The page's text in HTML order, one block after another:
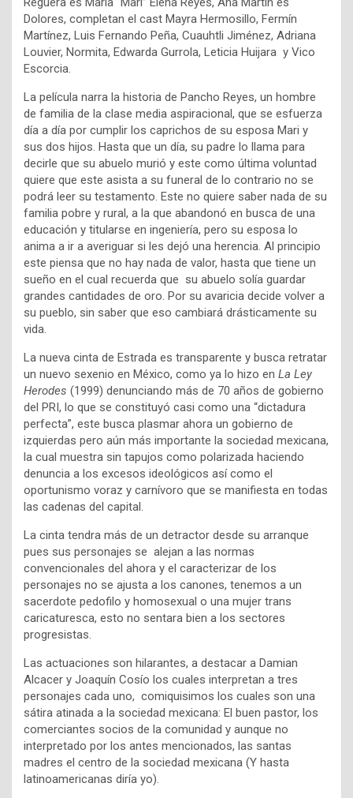
Dolores, completan el cast Mayra Hermosillo, Fermín
Martínez, Luis Fernando Peña, Cuauhtli Jiménez, Adriana
Louvier, Normita, Edwarda Gurrola, Leticia Huijara y Vico
Escorcia.
La película narra la historia de Pancho Reyes, un hombre
de familia de la clase media aspiracional, que se esfuerza
día a día por cumplir los caprichos de su esposa Mari y
sus dos hijos. Hasta que un día, su padre lo llama para
decirle que su abuelo murió y este como última voluntad
quiere que este asista a su funeral de lo contrario no se
podrá leer su testamento. Este no quiere saber nada de su
familia pobre y rural, a la que abandonó en busca de una
educación y titularse en ingeniería, pero su esposa lo
anima a ir a averiguar si les dejó una herencia. Al principio
este piensa que no hay nada de valor, hasta que tiene un
sueño en el cual recuerda que su abuelo solía guardar
grandes cantidades de oro. Por su avaricia decide volver a
su pueblo, sin saber que eso cambiará drásticamente su
vida.
La nueva cinta de Estrada es transparente y busca retratar
un nuevo sexenio en México, como ya lo hizo en La Ley
Herodes (1999) denunciando más de 70 años de gobierno
del PRI, lo que se constituyó casi como una “dictadura
perfecta”, este busca plasmar ahora un gobierno de
izquierdas pero aún más importante la sociedad mexicana,
la cual muestra sin tapujos como polarizada haciendo
denuncia a los excesos ideológicos así como el
oportunismo voraz y carnívoro que se manifiesta en todas
las cadenas del capital.
La cinta tendra más de un detractor desde su arranque
pues sus personajes se alejan a las normas
convencionales del ahora y el caracterizar de los
personajes no se ajusta a los canones, tenemos a un
sacerdote pedofilo y homosexual o una mujer trans
caricaturesca, esto no sentara bien a los sectores
progresistas.
Las actuaciones son hilarantes, a destacar a Damian
Alcacer y Joaquín Cosío los cuales interpretan a tres
personajes cada uno, comiquisimos los cuales son una
sátira atinada a la sociedad mexicana: El buen pastor, los
comerciantes socios de la comunidad y aunque no
interpretado por los antes mencionados, las santas
madres el centro de la sociedad mexicana (Y hasta
latinoamericanas diría yo).